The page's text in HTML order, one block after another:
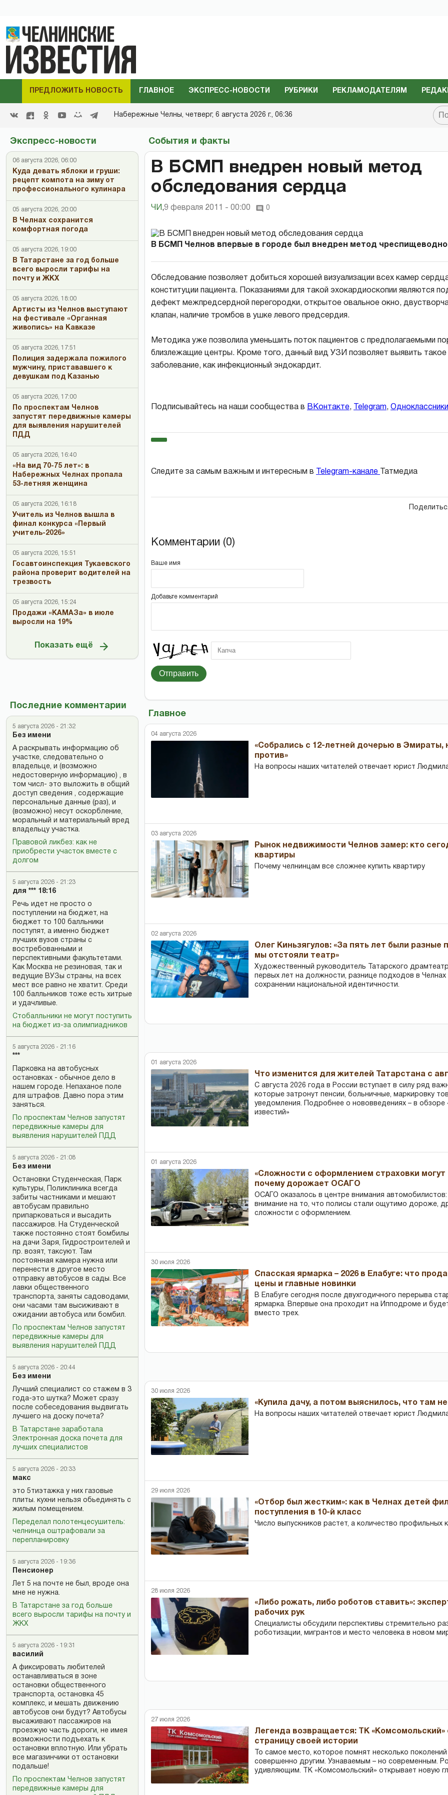
ПРЕДЛОЖИТЬ НОВОСТЬ ГЛАВНОЕ ЭКСПРЕСС-НОВОСТИ РУБРИКИ РЕКЛАМОДАТЕЛЯМ
Набережные Челны, четверг, 6 августа 2026 г., 06:36
Экспресс-новости
06 августа 2026, 06:00
Куда девать яблоки и груши:
рецепт компота на зиму от
профессионального кулинара
05 августа 2026, 20:00
В Челнах сохранится
комфортная погода
05 августа 2026, 19:00
В Татарстане за год больше
всего выросли тарифы на
почту и ЖКХ
05 августа 2026, 18:00
Артисты из Челнов выступают
на фестивале «Органная
живопись» на Кавказе
05 августа 2026, 17:51
Полиция задержала пожилого
мужчину, пристававшего к
девушкам под Казанью
05 августа 2026, 17:00
По проспектам Челнов
запустят передвижные камеры
для выявления нарушителей
ПДД
05 августа 2026, 16:40
«На вид 70-75 лет»: в
Набережных Челнах пропала
53-летняя женщина
05 августа 2026, 16:18
Учитель из Челнов вышла в
финал конкурса «Первый
учитель-2026»
05 августа 2026, 15:51
Госавтоинспекция Тукаевского
района проверит водителей на
трезвость
05 августа 2026, 15:24
Продажи «КАМАЗа» в июле
выросли на 19%
Показать ещё
Последние комментарии
5 августа 2026 - 21:32
Без имени
А раскрывать информацию об
участке, следовательно о
владельце, и (возможно
недостоверную информацию) , в
том числ- это выложить в общий
доступ сведения , содержащие
персональные данные (раз), и
(возможно) несут оскорбление,
моральный и материальный вред
владельцу участка.
Правовой ликбез: как не
приобрести участок вместе с
долгом
5 августа 2026 - 21:23
для *** 18:16
Речь идет не просто о
поступлении на бюджет, на
бюджет то 100 балльники
поступят, а именно бюджет
лучших вузов страны с
востребованными и
перспективными факультетами.
Как Москва не резиновая, так и
ведущие ВУЗы страны, на всех
мест все равно не хватит. Среди
100 балльников тоже есть хитрые
и удачливые.
Стобалльники не могут поступить
на бюджет из-за олимпиадников
5 августа 2026 - 21:16
***
Парковка на автобусных
остановках - обычное дело в
нашем городе. Непаханое поле
для штрафов. Давно пора этим
заняться.
По проспектам Челнов запустят
передвижные камеры для
выявления нарушителей ПДД
5 августа 2026 - 21:08
Без имени
Остановки Студенческая, Парк
культуры, Поликлиника всегда
забиты частниками и мешают
автобусам правильно
припарковаться и высадить
пассажиров. На Студенческой
также постоянно стоят бомбилы
на дачи Заря, Гидростроителей и
пр. возят, таксуют. Там
постоянная камера нужна или
перенести в другое место
отправку автобусов в сады. Все
лавки общественного
транспорта, заняты садоводами,
они часами там высиживают в
ожидании автобуса или бомбил.
По проспектам Челнов запустят
передвижные камеры для
выявления нарушителей ПДД
5 августа 2026 - 20:44
Без имени
Лучший специалист со стажем в 3
года-это шутка? Может сразу
после собеседования выдвигать
лучшего на доску почета?
В Татарстане заработала
Электронная доска почета для
лучших специалистов
5 августа 2026 - 20:33
макс
это 5тиэтажка у них газовые
плиты. кухни нельзя обьединять с
жилым помещением.
Переделал полотенцесушитель:
челнинца оштрафовали за
перепланировку
5 августа 2026 - 19:36
Пенсионер
Лет 5 на почте не был, вроде она
мне не нужна.
В Татарстане за год больше
всего выросли тарифы на почту и
ЖКХ
5 августа 2026 - 19:31
василий
А фиксировать любителей
останавливаться в зоне
остановки общественного
транспорта, остановка 45
комплекс, и мешать движению
автобусов они будут? Автобусы
высаживают пассажиров на
проезжую часть дороги, не имея
возможности подъехать к
остановки вплотную. Или убрать
все магазинчики от остановки
подальше!
По проспектам Челнов запустят
передвижные камеры для
События и факты
В БСМП внедрен новый метод
обследования сердца
ЧИ ,9 февраля 2011 - 00:00 0
В БСМП Челнов впервые в городе был внедрен метод
Обследование позволяет добиться хорошей визуализации всех камер
конституции пациента. Показаниями для такой эхокардиоскопии являются
дефект межпредсердной перегородки, открытое овальное окно,
клапан, наличие тромбов в ушке левого предсердия.
Методика уже позволила уменьшить поток пациентов с предполагаемыми
близлежащие центры. Кроме того, данный вид УЗИ позволяет выявить такое
заболевание, как инфекционный эндокардит.
Подписывайтесь на наши сообщества в ВКонтакте, Telegram, Одноклассники
Следите за самым важным и интересным в Telegram-канале Татмедиа
Комментарии (0)
Ваше имя
Добавьте комментарий
Отправить
Главное
04 августа 2026
«Собрались с 12-летней дочерью в
против»
На вопросы наших читателей отвечает юрист
03 августа 2026
Рынок недвижимости Челнов замер: кто
квартиры
Почему челнинцам все сложнее купить квартиру
02 августа 2026
Олег Киньзягулов: «За пять лет были разные
мы отстояли театр»
Художественный руководитель Татарского
первых лет на должности, разнице подходов в Челнах
сохранении национальной идентичности.
01 августа 2026
Что изменится для жителей Татарстана с
С августа 2026 года в России вступает в силу ряд
которые затронут пенсии, больничные, маркировку
уведомления. Подробнее о нововведениях – в обзоре
известий»
01 августа 2026
«Сложности с оформлением страховки могут
почему дорожает ОСАГО
ОСАГО оказалось в центре внимания
внимание на то, что полисы стали ощутимо дороже,
сложности с оформлением.
30 июля 2026
Спасская ярмарка – 2026 в Елабуге: что
цены и главные новинки
В Елабуге сегодня после двухгодичного перерыва
ярмарка. Впервые она проходит на Ипподроме и
вместо трех.
30 июля 2026
«Купила дачу, а потом выяснилось, что там
На вопросы наших читателей отвечает юрист
29 июля 2026
«Отбор был жестким»: как в Челнах детей
поступления в 10-й класс
Число выпускников растет, а количество профильных
28 июля 2026
«Либо рожать, либо роботов ставить»:
рабочих рук
Специалисты обсудили перспективы стремительно
роботизации, мигрантов и место человека в новом
27 июля 2026
Легенда возвращается: ТК
страницу своей истории
То самое место, которое помнят несколько
совершенно другим. Узнаваемым – но современным.
удивляющим. ТК «Комсомольский» открывает новую